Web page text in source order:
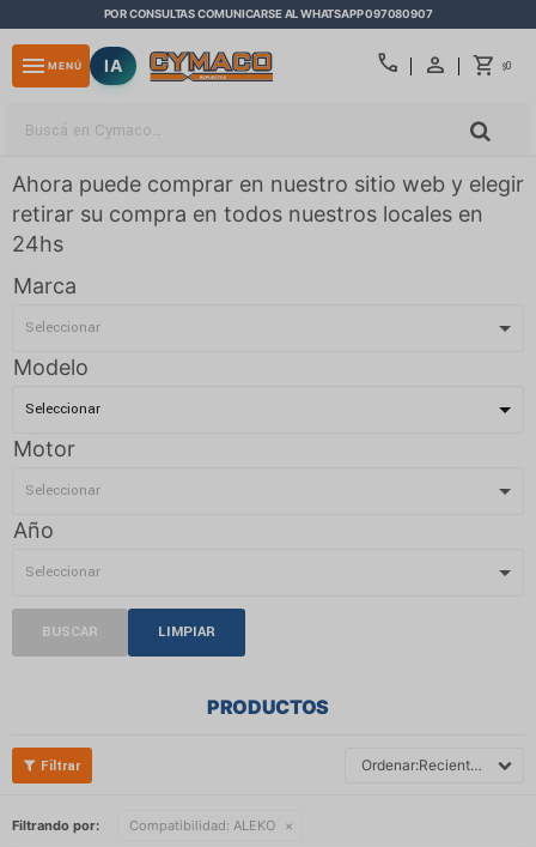
POR CONSULTAS COMUNICARSE AL WHATSAPP 097080907
call $0
menu MENÚ IA
Ahora puede comprar en nuestro sitio web y elegir
retirar su compra en todos nuestros locales en
24hs
Marca
Modelo
Motor
Año
BUSCAR LIMPIAR
PRODUCTOS
Recientes
Filtrando por: Compatibilidad: ALEKO
close